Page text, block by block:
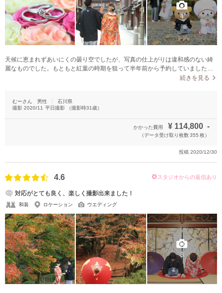
4
天候に恵まれずあいにくの曇り空でしたが、写真の仕上がりは違和感のない綺
麗なものでした。もともと紅葉の時期を狙って半年前から予約していました
が、例年よりも紅葉が早く、当日までどうなることかと心配していました。当
しい時期にもかかわらず、予定通りに納品していただいたので年賀状の準備も
続きを見る
むーさん 男性
石川県
撮影 2020/11 平日撮影 （撮影時31歳）
かかった費用 ¥ 114,800 -
（データ受け取り枚数355 枚）
投稿 2020/12/30
4.6 スタジオからの返信あり
対応がとても良く、楽しく撮影出来ました！
和装 ロケーション ウエディング
3